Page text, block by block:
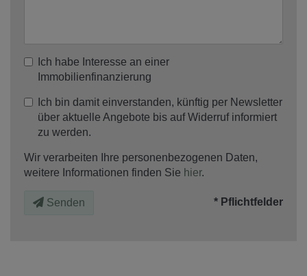
Ich habe Interesse an einer
Immobilienfinanzierung
Ich bin damit einverstanden, künftig per Newsletter
über aktuelle Angebote bis auf Widerruf informiert
zu werden.
Wir verarbeiten Ihre personenbezogenen Daten,
weitere Informationen finden Sie hier.
Senden * Pflichtfelder